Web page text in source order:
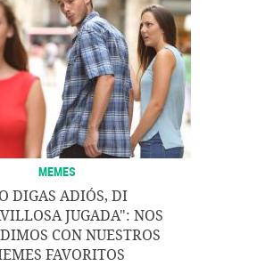
MEMES
DIGAS ADIÓS, DI
JUGADA": NOS
CON NUESTROS
FAVORITOS